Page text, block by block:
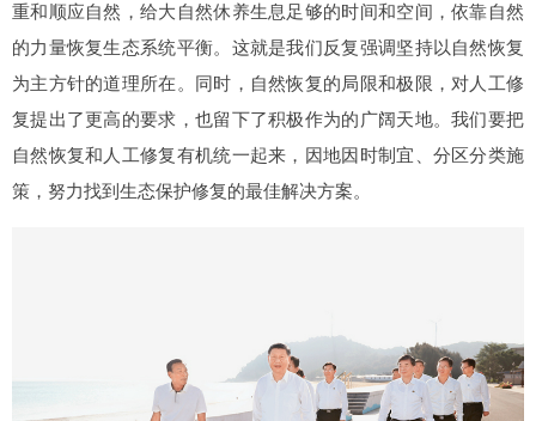
重和顺应自然，给大自然休养生息足够的时间和空间，依靠自然
的力量恢复生态系统平衡。这就是我们反复强调坚持以自然恢复
为主方针的道理所在。同时，自然恢复的局限和极限，对人工修
复提出了更高的要求，也留下了积极作为的广阔天地。我们要把
自然恢复和人工修复有机统一起来，因地因时制宜、分区分类施
策，努力找到生态保护修复的最佳解决方案。